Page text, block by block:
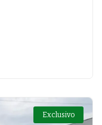
Exclusivo